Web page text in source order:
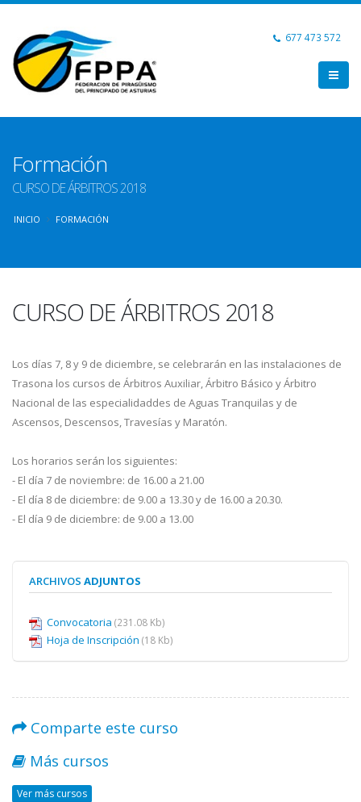
677 473 572
Formación
CURSO DE ÁRBITROS 2018
INICIO FORMACIÓN
CURSO DE ÁRBITROS 2018
Los días 7, 8 y 9 de diciembre, se celebrarán en las instalaciones de
Trasona los cursos de Árbitros Auxiliar, Árbitro Básico y Árbitro
Nacional de las especialidaddes de Aguas Tranquilas y de
Ascensos, Descensos, Travesías y Maratón.
Los horarios serán los siguientes:
- El día 7 de noviembre: de 16.00 a 21.00
- El día 8 de diciembre: de 9.00 a 13.30 y de 16.00 a 20.30.
- El día 9 de diciembre: de 9.00 a 13.00
ARCHIVOS ADJUNTOS
Convocatoria (231.08 Kb)
Hoja de Inscripción (18 Kb)
Comparte este curso
Más cursos
Ver más cursos